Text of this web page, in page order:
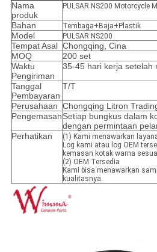
Nama
produk
PULSAR NS200 Motorcycle
Bahan Tembaga+Baja+Plastik
Model PULSAR NS200
Tempat Asal Chongqing, Cina
MOQ
200 set
Waktu
Pengiriman
35-45 hari kerja setelah
Tanggal
Pembayaran
T/T
Perusahaan Chongqing Litron
PengemasanSetiap bungkus dalam
dengan permintaan
Perhatikan
(1) Kami menawarkan
Log kami atau log OEM
kemasan kotak warna
(2) OEM Tersedia
Kami bisa menawarkan
kualitasnya.